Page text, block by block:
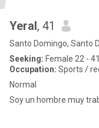
Yeral, 41
Santo Domingo, Santo
Seeking: Female 22 - 41
Occupation: Sports /
Normal
Soy un hombre muy